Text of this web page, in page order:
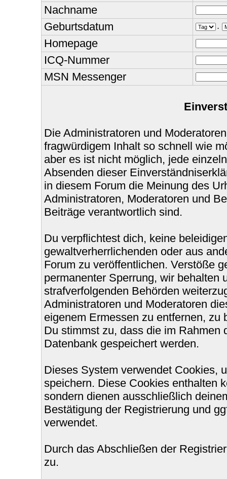
Nachname
Geburtsdatum
.
Homepage
ICQ-Nummer
MSN Messenger
Die Administratoren und
fragwürdigem Inhalt so schnell wie
aber es ist nicht möglich, jede
Absenden dieser
in diesem Forum die Meinung des
Administratoren, Moderatoren und
Beiträge verantwortlich sind.
Du verpflichtest dich, keine
gewaltverherrlichenden oder aus
Forum zu veröffentlichen. Verstöße
permanenter Sperrung, wir behalten
strafverfolgenden Behörden
Administratoren und Moderatoren
eigenem Ermessen zu entfernen, zu
Du stimmst zu, dass die im Rahmen
Datenbank gespeichert werden.
Dieses System verwendet Cookies,
speichern. Diese Cookies enthalten
sondern dienen ausschließlich
Bestätigung der Registrierung und
verwendet.
Durch das Abschließen der
zu.